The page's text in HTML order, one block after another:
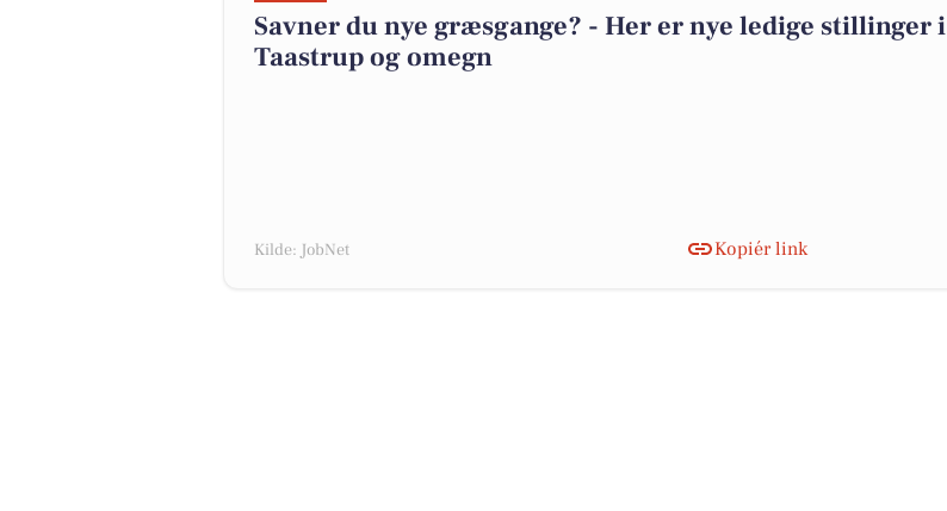
Savner du nye græsgange? - Her er nye ledige stillinger i
Taastrup og omegn
Kilde: JobNet Kopiér link